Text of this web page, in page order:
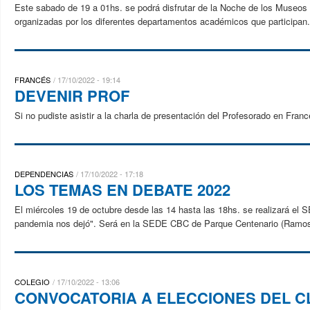
Este sabado de 19 a 01hs. se podrá disfrutar de la Noche de los
organizadas por los diferentes departamentos académicos que
FRANCÉS 17/10/2022 - 19:14
DEVENIR PROF
Si no pudiste asistir a la charla de presentación del Profesorado en
DEPENDENCIAS 17/10/2022 - 17:18
LOS TEMAS EN DEBATE 2022
El miércoles 19 de octubre desde las 14 hasta las 18hs. se realizará el
pandemia nos dejó". Será en la SEDE CBC de Parque Centenario
COLEGIO 17/10/2022 - 13:06
CONVOCATORIA A ELECCIONES DEL